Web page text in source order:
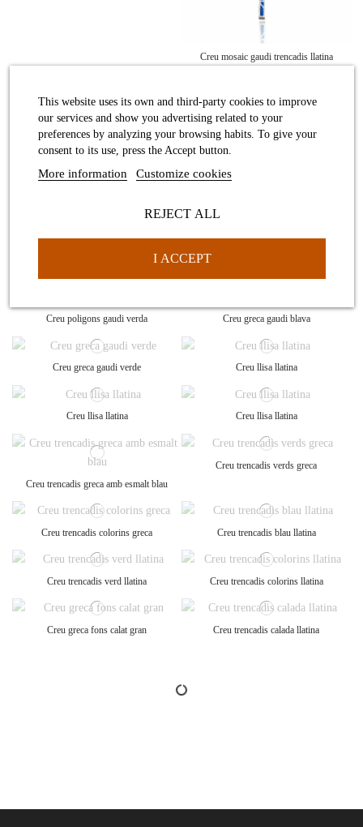
Creu mosaic gaudi trencadis llatina
Medalla Medalla Verge amb el nen
Creu mosaic trencadis llatina blau
Creu poligons gaudi verda Creu greca gaudi blava
Creu greca gaudi verde Creu llisa llatina
Creu llisa llatina Creu llisa llatina
Creu trencadis greca amb esmalt blau
Creu trencadis verds greca
Creu trencadis colorins greca Creu trencadis blau llatina
Creu trencadis verd llatina Creu trencadis colorins llatina
Creu greca fons calat gran Creu trencadis calada llatina
This website uses its own and third-party cookies to improve
our services and show you advertising related to your
preferences by analyzing your browsing habits. To give your
consent to its use, press the Accept button.
More information Customize cookies
REJECT ALL
I ACCEPT